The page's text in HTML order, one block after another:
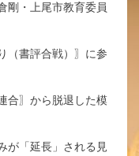
剛・上尾市教育委員
（書評合戦）〗に参
合〗から脱退した模
が「延長」される見